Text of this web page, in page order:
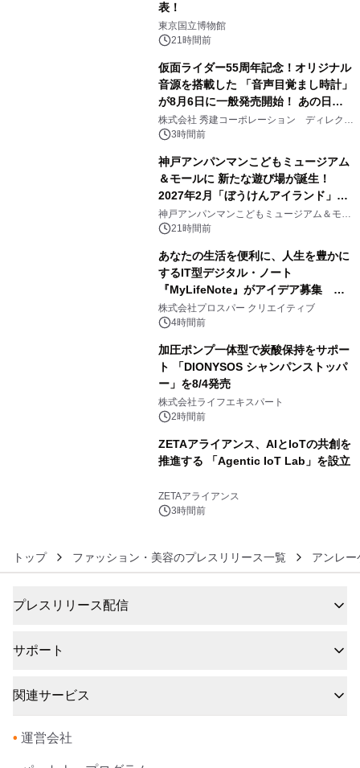
表！
東京国立博物館
21時間前
仮面ライダー55周年記念！オリジナル
音源を搭載した 「音声目覚まし時計」
が8月6日に一般発売開始！ あの日の
大興奮が今甦る
株式会社 秀建コーポレーション ディレクト
アートギャラリー
3時間前
神戸アンパンマンこどもミュージアム
＆モールに 新たな遊び場が誕生！
2027年2月「ぼうけんアイランド」が
オープン
神戸アンパンマンこどもミュージアム＆モー
ル 21時間前
あなたの生活を便利に、人生を豊かに
するIT型デジタル・ノート
『MyLifeNote』がアイデア募集 優
秀賞100名に1年間無償試用
株式会社プロスパー クリエイティブ
4時間前
加圧ポンプ一体型で炭酸保持をサポー
ト 「DIONYSOS シャンパンストッパ
ー」を8/4発売
株式会社ライフエキスパート
2時間前
ZETAアライアンス、AIとIoTの共創を
推進する 「Agentic IoT Lab」を設立
ZETAアライアンス
3時間前
トップ ファッション・美容のプレスリリース一覧 アンレ
プレスリリース配信
サポート
関連サービス
• 運営会社